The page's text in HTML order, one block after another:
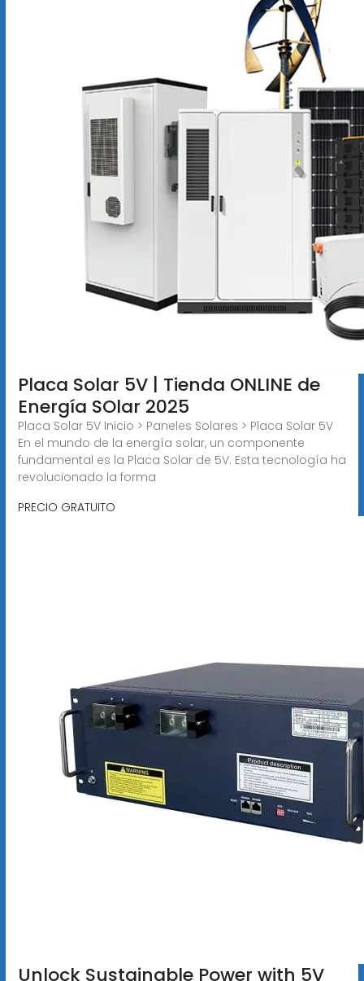
Placa Solar 5V | Tienda ONLINE de
Energía SOlar 2025
Placa Solar 5V Inicio > Paneles Solares > Placa Solar 5V
En el mundo de la energía solar, un componente
fundamental es la Placa Solar de 5V. Esta tecnología ha
revolucionado la forma
PRECIO GRATUITO
Unlock Sustainable Power with 5V